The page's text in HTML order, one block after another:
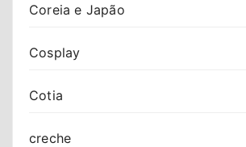
Coreia e Japão
Cosplay
Cotia
creche